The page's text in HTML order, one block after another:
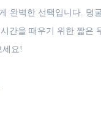
완벽한 선택입니다. 덩
간을 때우기 위한 짧은
세요!